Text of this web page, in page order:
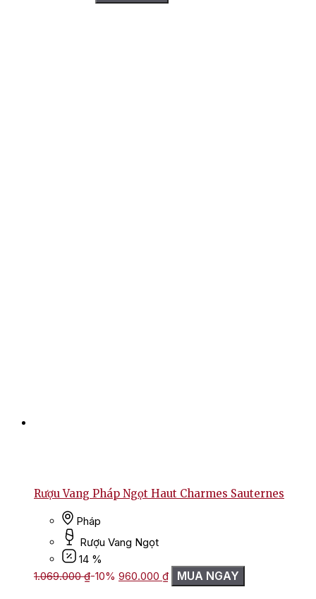
Rượu Vang Pháp Ngọt Haut Charmes Sauternes
Pháp
Rượu Vang Ngọt
14 %
1.069.000₫-10% Giá
gốc
960.000 ₫Giá
hiện
MUA NGAY